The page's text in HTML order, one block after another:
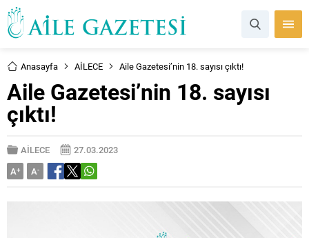
Anasayfa AİLECE Aile Gazetesi’nin 18. sayısı çıktı!
Aile Gazetesi’nin 18. sayısı
çıktı!
AİLECE
27.03.2023
A+ A-